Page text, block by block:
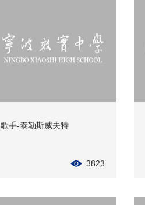
歌手-泰勒斯威夫特
3823